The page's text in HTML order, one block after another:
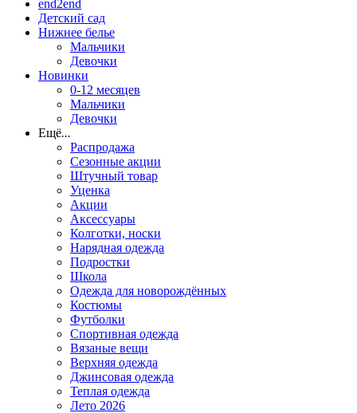
end2end
Детский сад
Нижнее белье
Мальчики
Девочки
Новинки
0-12 месяцев
Мальчики
Девочки
Ещё...
Распродажа
Сезонные акции
Штучный товар
Уценка
Акции
Аксессуары
Колготки, носки
Нарядная одежда
Подростки
Школа
Одежда для новорождённых
Костюмы
Футболки
Спортивная одежда
Вязаные вещи
Верхняя одежда
Джинсовая одежда
Теплая одежда
Лето 2026